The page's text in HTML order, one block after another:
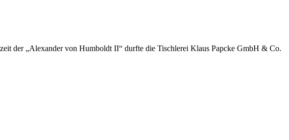
der „Alexander von Humboldt II“ durfte die Tischlerei Klaus Papcke GmbH & Co.